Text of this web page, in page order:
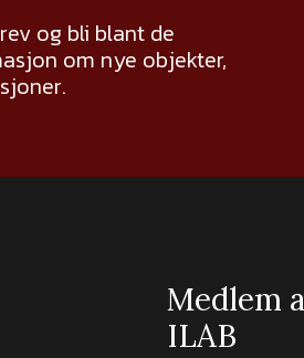
og bli blant de
om nye objekter,
Medlem
ILAB